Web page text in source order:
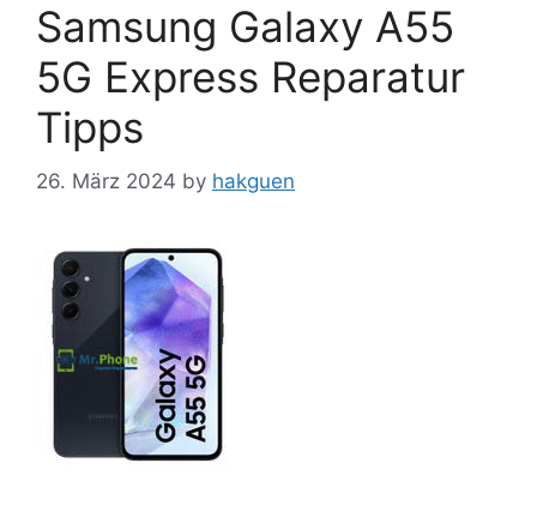
Samsung Galaxy A55
5G Express Reparatur
Tipps
26. März 2024 by hakguen